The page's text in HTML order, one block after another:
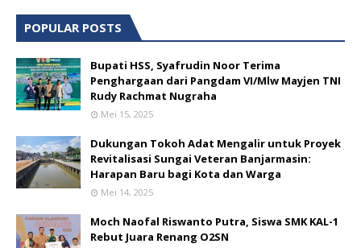
POPULAR POSTS
Bupati HSS, Syafrudin Noor Terima
Penghargaan dari Pangdam VI/Mlw Mayjen TNI
Rudy Rachmat Nugraha
Mei 15, 2025
Dukungan Tokoh Adat Mengalir untuk Proyek
Revitalisasi Sungai Veteran Banjarmasin:
Harapan Baru bagi Kota dan Warga
Mei 14, 2025
Moch Naofal Riswanto Putra, Siswa SMK KAL-1
Rebut Juara Renang O2SN